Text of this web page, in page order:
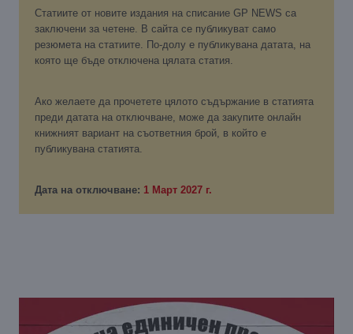
Статиите от новите издания на списание GP NEWS са
заключени за четене. В сайта се публикуват само
резюмета на статиите. По-долу е публикувана датата, на
която ще бъде отключена цялата статия.
Ако желаете да прочетете цялото съдържание в статията
преди датата на отключване, може да закупите онлайн
книжният вариант на съответния брой, в който е
публикувана статията.
Дата на отключване: 1 Март 2027 г.